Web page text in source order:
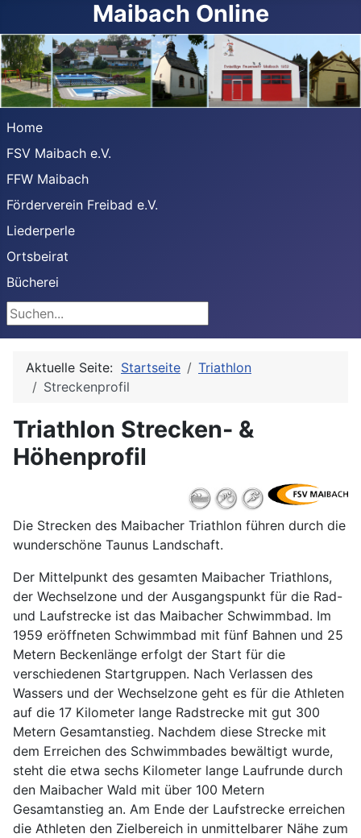
Maibach Online
Home
FSV Maibach e.V.
FFW Maibach
Förderverein Freibad e.V.
Liederperle
Ortsbeirat
Bücherei
Suchen
Aktuelle Seite: Startseite
Triathlon
Streckenprofil
Triathlon Strecken- &
Höhenprofil
Die Strecken des Maibacher Triathlon führen durch die
wunderschöne Taunus Landschaft.
Der Mittelpunkt des gesamten Maibacher Triathlons,
der Wechselzone und der Ausgangspunkt für die Rad-
und Laufstrecke ist das Maibacher Schwimmbad. Im
1959 eröffneten Schwimmbad mit fünf Bahnen und 25
Metern Beckenlänge erfolgt der Start für die
verschiedenen Startgruppen. Nach Verlassen des
Wassers und der Wechselzone geht es für die Athleten
auf die 17 Kilometer lange Radstrecke mit gut 300
Metern Gesamtanstieg. Nachdem diese Strecke mit
dem Erreichen des Schwimmbades bewältigt wurde,
steht die etwa sechs Kilometer lange Laufrunde durch
den Maibacher Wald mit über 100 Metern
Gesamtanstieg an. Am Ende der Laufstrecke erreichen
die Athleten den Zielbereich in unmittelbarer Nähe zum